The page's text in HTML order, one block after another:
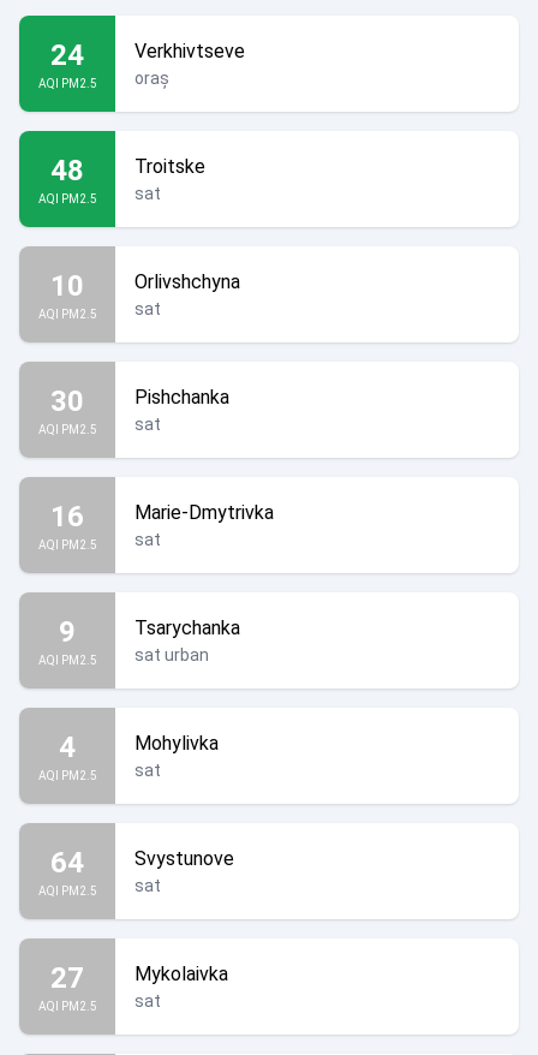
24
AQI PM2.5
Verkhivtseve
oraș
48
AQI PM2.5
Troitske
sat
10
AQI PM2.5
Orlivshchyna
sat
30
AQI PM2.5
Pishchanka
sat
16
AQI PM2.5
Marie-Dmytrivka
sat
9
AQI PM2.5
Tsarychanka
sat urban
4
AQI PM2.5
Mohylivka
sat
64
AQI PM2.5
Svystunove
sat
27
AQI PM2.5
Mykolaivka
sat